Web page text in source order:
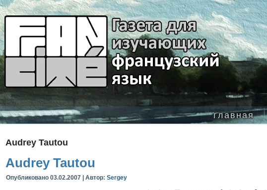
главная
Audrey Tautou
Audrey Tautou
Опубликовано 03.02.2007 Автор: Sergey